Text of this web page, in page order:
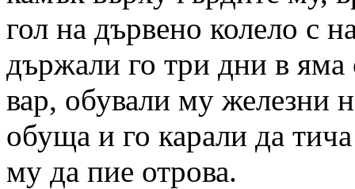
гол на дървено колело с
държали го три дни в яма
вар, обували му железни
обуща и го карали да
му да пие отрова.